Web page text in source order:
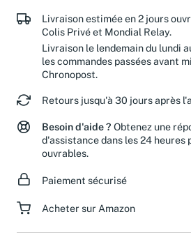
Livraison estimée en 2 jours
Colis Privé et Mondial Relay.
Livraison le lendemain du lundi
les commandes passées avant
Chronopost.
Retours jusqu'à 30 jours après
Besoin d'aide ? Obtenez une
d'assistance dans les 24 heures
ouvrables.
Paiement sécurisé
Acheter sur Amazon